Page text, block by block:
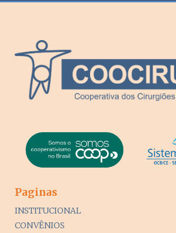
Paginas
INSTITUCIONAL
CONVÊNIOS